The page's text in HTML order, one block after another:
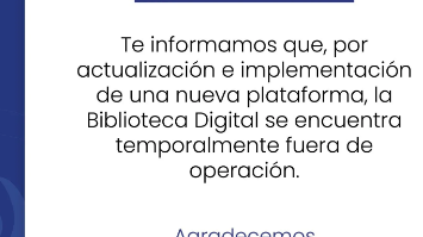
Recreación Educación Cultura
Campoalegre -